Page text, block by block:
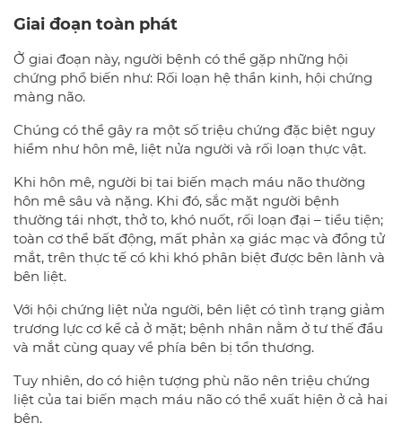
Giai đoạn toàn phát
Ở giai đoạn này, người bệnh có thể gặp những hội
chứng phổ biến như: Rối loạn hệ thần kinh, hội chứng
màng não.
Chúng có thể gây ra một số triệu chứng đặc biệt nguy
hiểm như hôn mê, liệt nửa người và rối loạn thực vật.
Khi hôn mê, người bị tai biến mạch máu não thường
hôn mê sâu và nặng. Khi đó, sắc mặt người bệnh
thường tái nhợt, thở to, khó nuốt, rối loạn đại – tiểu tiện;
toàn cơ thể bất động, mất phản xạ giác mạc và đồng tử
mắt, trên thực tế có khi khó phân biệt được bên lành và
bên liệt.
Với hội chứng liệt nửa người, bên liệt có tình trạng giảm
trương lực cơ kể cả ở mặt; bệnh nhân nằm ở tư thế đầu
và mắt cùng quay về phía bên bị tổn thương.
Tuy nhiên, do có hiện tượng phù não nên triệu chứng
liệt của tai biến mạch máu não có thể xuất hiện ở cả hai
bên.